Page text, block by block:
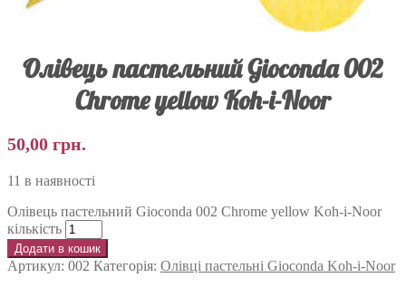
Олівець пастельний Gioconda 002
Chrome yellow Koh-i-Noor
50,00 грн.
11 в наявності
Олівець пастельний Gioconda 002 Chrome yellow Koh-i-Noor
кількість
Додати в кошик
Артикул: 002 Категорія: Олівці пастельні Gioconda Koh-i-Noor